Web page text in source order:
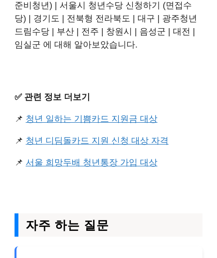
준비청년) | 서울시 청년수당 신청하기 (면접수
당) | 경기도 | 전북형 전라북도 | 대구 | 광주청년
드림수당 | 부산 | 전주 | 창원시 | 음성군 | 대전 |
임실군 에 대해 알아보았습니다.
✅️ 관련 정보 더보기
📌 청년 일하는 기쁨카드 지원금 대상
📌 청년 디딤돌카드 지원 신청 대상 자격
📌 서울 희망두배 청년통장 가입 대상
자주 하는 질문